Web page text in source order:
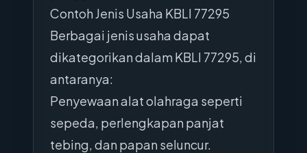
Contoh Jenis Usaha KBLI 77295
Berbagai jenis usaha dapat
dikategorikan dalam KBLI 77295, di
antaranya:
Penyewaan alat olahraga seperti
sepeda, perlengkapan panjat
tebing, dan papan seluncur.